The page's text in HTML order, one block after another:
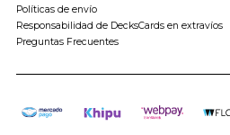
Políticas de envío
Responsabilidad de DecksCards en extravíos
Preguntas Frecuentes